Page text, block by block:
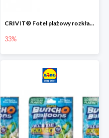
CRIVIT® Fotel plażowy rozkładany / Brodzik dziecięcy
33%